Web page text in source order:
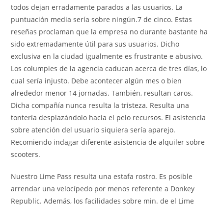
todos dejan erradamente parados a las usuarios. La
puntuación media serí­a sobre ningún.7 de cinco. Estas
reseñas proclaman que la empresa no durante bastante ha
sido extremadamente útil para sus usuarios. Dicho
exclusiva en la ciudad igualmente es frustrante e abusivo.
Los columpies de la agencia caducan acerca de tres días, lo
cual serí­a injusto. Debe acontecer algún mes o bien
alrededor menor 14 jornadas. También, resultan caros.
Dicha compañía nunca resulta la tristeza. Resulta una
tontería desplazándolo hacia el pelo recursos. El asistencia
sobre atención del usuario siquiera serí­a aparejo.
Recomiendo indagar diferente asistencia de alquiler sobre
scooters.
Nuestro Lime Pass resulta una estafa rostro. Es posible
arrendar una velocípedo por menos referente a Donkey
Republic. Además, los facilidades sobre min. de el Lime